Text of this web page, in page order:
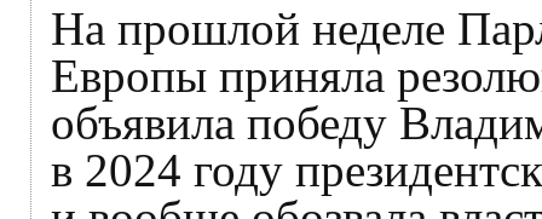
На прошлой неделе
Европы приняла
объявила победу
в 2024 году